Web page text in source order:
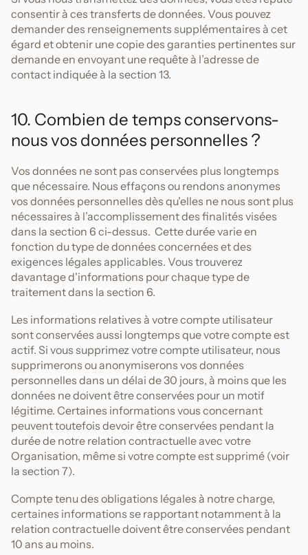
consentir à ces transferts de données. Vous pouvez
demander des renseignements supplémentaires à cet
égard et obtenir une copie des garanties pertinentes sur
demande en envoyant une requête à l’adresse de
contact indiquée à la section 13.
10. Combien de temps conservons-
nous vos données personnelles ?
Vos données ne sont pas conservées plus longtemps
que nécessaire. Nous effaçons ou rendons anonymes
vos données personnelles dès qu'elles ne nous sont plus
nécessaires à l’accomplissement des finalités visées
dans la section 6 ci-dessus. Cette durée varie en
fonction du type de données concernées et des
exigences légales applicables. Vous trouverez
davantage d'informations pour chaque type de
traitement dans la section 6.
Les informations relatives à votre compte utilisateur
sont conservées aussi longtemps que votre compte est
actif. Si vous supprimez votre compte utilisateur, nous
supprimerons ou anonymiserons vos données
personnelles dans un délai de 30 jours, à moins que les
données ne doivent être conservées pour un motif
légitime. Certaines informations vous concernant
peuvent toutefois devoir être conservées pendant la
durée de notre relation contractuelle avec votre
Organisation, même si votre compte est supprimé (voir
la section 7).
Compte tenu des obligations légales à notre charge,
certaines informations se rapportant notamment à la
relation contractuelle doivent être conservées pendant
10 ans au moins.